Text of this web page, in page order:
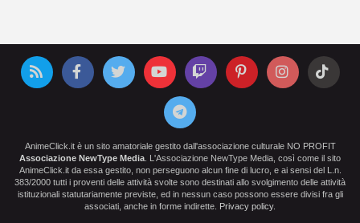
AnimeClick.it è un sito amatoriale gestito dall'associazione culturale NO PROFIT
Associazione NewType Media . L'Associazione NewType Media, così come il sito
AnimeClick.it da essa gestito, non perseguono alcun fine di lucro, e ai sensi del L.n.
383/2000 tutti i proventi delle attività svolte sono destinati allo svolgimento delle attività
istituzionali statutariamente previste, ed in nessun caso possono essere divisi fra gli
associati, anche in forme indirette. Privacy policy.